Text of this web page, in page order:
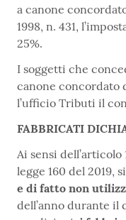
a canone
1998, n. 431,
25%.
I soggetti che
canone concordato
l’ufficio Tributi il
FABBRICATI
Ai sensi dell’articolo
legge 160 del 2019, si
e di fatto non
dell’anno durante il